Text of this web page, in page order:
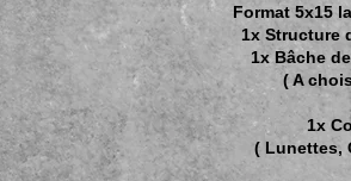
Format 5x15
1x Structure
1x Bâche
( A
1x
( Lunettes,